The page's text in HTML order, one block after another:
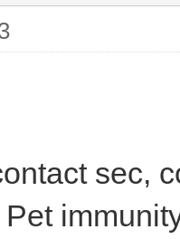
sec,